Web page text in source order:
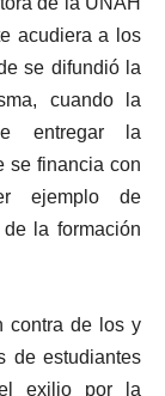
acudiera a los
se difundió la
cuando la
entregar la
se financia con
ejemplo de
la formación
contra de los y
de estudiantes
exilio por la